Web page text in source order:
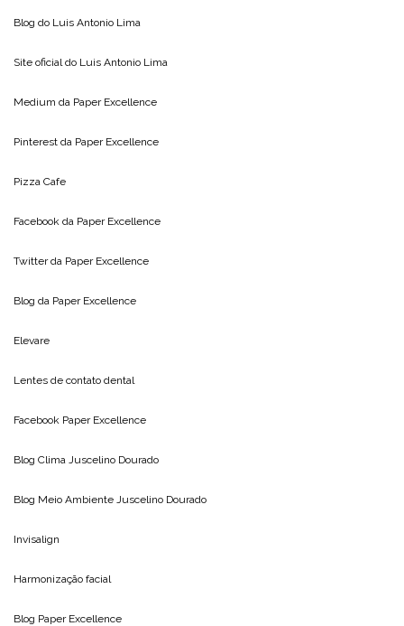
Blog do Luis Antonio Lima
Site oficial do Luis Antonio Lima
Medium da Paper Excellence
Pinterest da Paper Excellence
Pizza Cafe
Facebook da Paper Excellence
Twitter da Paper Excellence
Blog da Paper Excellence
Elevare
Lentes de contato dental
Facebook Paper Excellence
Blog Clima Juscelino Dourado
Blog Meio Ambiente Juscelino Dourado
Invisalign
Harmonização facial
Blog Paper Excellence